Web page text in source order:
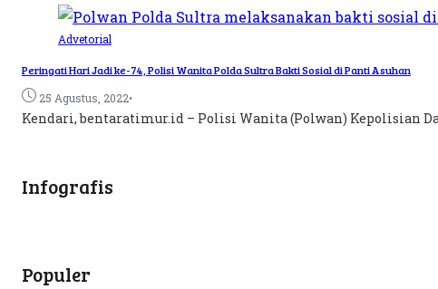
Advetorial
Peringati Hari Jadi ke-74, Polisi Wanita Polda Sultra Bakti Sosial di Panti Asuhan
25 Agustus, 2022•
Kendari, bentaratimur.id – Polisi Wanita (Polwan) Kepolisian
Infografis
Populer